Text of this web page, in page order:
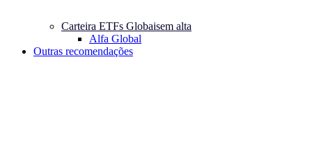
Carteira ETFs Globaisem alta
Alfa Global
Outras recomendações